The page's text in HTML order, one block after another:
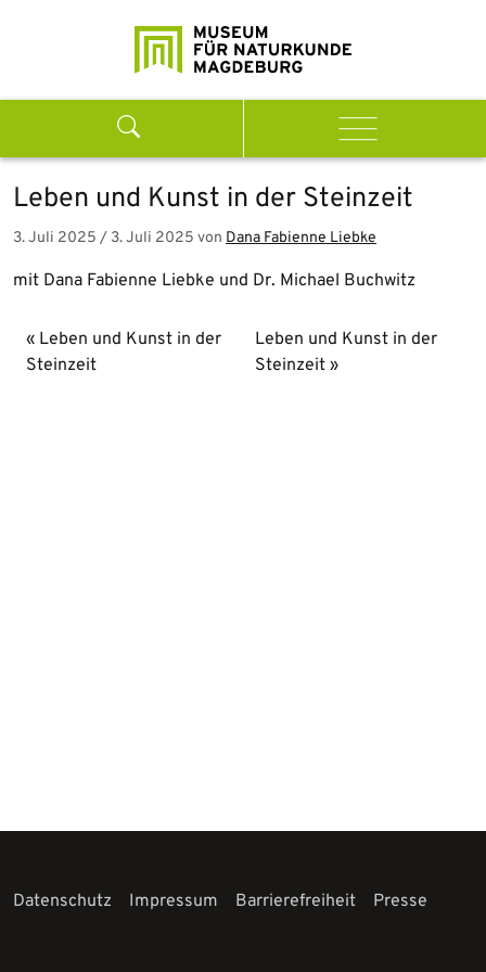
Menu
Leben und Kunst in der Steinzeit
3. Juli 2025 / 3. Juli 2025 von Dana Fabienne Liebke
mit Dana Fabienne Liebke und Dr. Michael Buchwitz
Leben und Kunst in der
Steinzeit
Leben und Kunst in der
Steinzeit
Datenschutz Impressum Barrierefreiheit Presse